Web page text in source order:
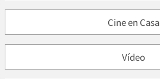
Cine en Casa
Vídeo